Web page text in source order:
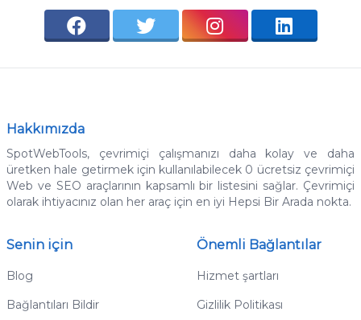
Hakkımızda
SpotWebTools, çevrimiçi çalışmanızı daha kolay ve daha
üretken hale getirmek için kullanılabilecek 0 ücretsiz çevrimiçi
Web ve SEO araçlarının kapsamlı bir listesini sağlar. Çevrimiçi
olarak ihtiyacınız olan her araç için en iyi Hepsi Bir Arada nokta.
Senin için
Blog
Bağlantıları Bildir
Önemli Bağlantılar
Hizmet şartları
Gizlilik Politikası